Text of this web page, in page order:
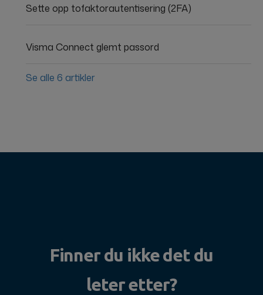
Sette opp tofaktorautentisering (2FA)
Visma Connect glemt passord
Se alle 6 artikler
Finner du ikke det du
leter etter?